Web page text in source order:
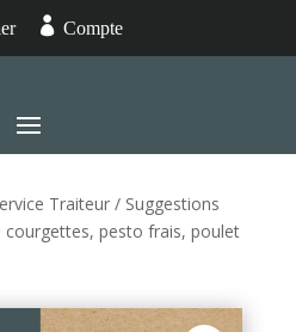
 Compte
Traiteur/ Suggestions
courgettes, pesto frais, poulet